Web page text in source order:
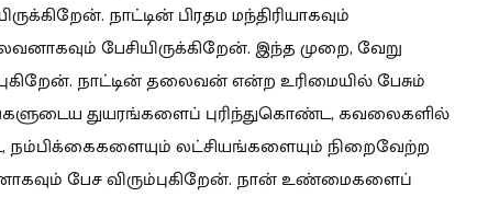
நாட்டின் பிரதம மந்திரியாகவும்
பேசியிருக்கிறேன். இந்த முறை, வேறு
நாட்டின் தலைவன் என்ற உரிமையில் பேசும்
துயரங்களைப் புரிந்துகொண்ட, கவலைகளில்
லட்சியங்களையும் நிறைவேற்ற
பேச விரும்புகிறேன். நான் உண்மைகளைப்